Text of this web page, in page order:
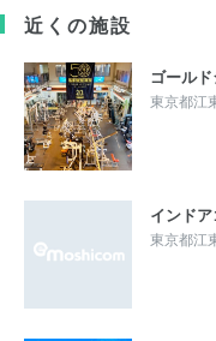
近くの施設
ゴール
東京都江
インド
東京都江